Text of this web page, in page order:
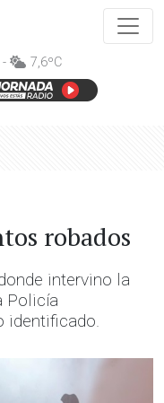
7,6ºC
robados
intervino la
Policía
identificado.